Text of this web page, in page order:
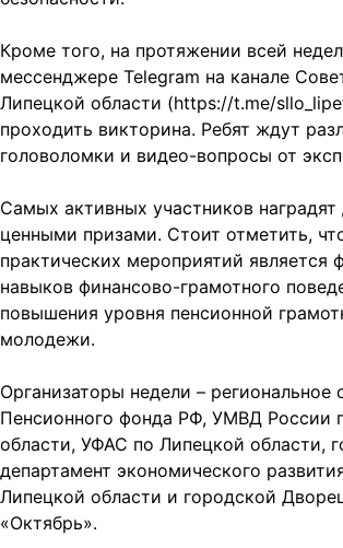
Кроме того, на протяжении всей
мессенджере Telegram на канале
Липецкой области (https://t.me/
проходить викторина. Ребят ждут
головоломки и видео-вопросы от
Самых активных участников
ценными призами. Стоит отметить,
практических мероприятий является
навыков финансово-грамотного
повышения уровня пенсионной
молодежи.
Организаторы недели – региональное
Пенсионного фонда РФ, УМВД России
области, УФАС по Липецкой области,
департамент экономического
Липецкой области и городской
«Октябрь».